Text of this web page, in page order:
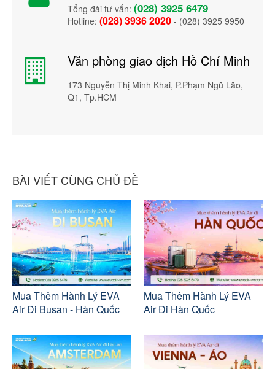
Tổng đài tư vấn: (028) 3925 6479
Hotline: (028) 3936 2020 - (028) 3925 9950
Văn phòng giao dịch Hồ Chí Minh
173 Nguyễn Thị Minh Khai, P.Phạm Ngũ Lão,
Q1, Tp.HCM
BÀI VIẾT CÙNG CHỦ ĐỀ
Mua Thêm Hành Lý EVA
Air Đi Busan - Hàn Quốc
Mua Thêm Hành Lý EVA
Air Đi Hàn Quốc